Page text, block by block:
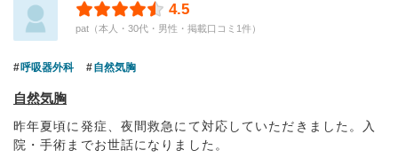
4.5
pat（本人・30代・男性・掲載口コミ1件）
呼吸器外科 自然気胸
自然気胸
昨年夏頃に発症、夜間救急にて対応していただきました。入
院・手術までお世話になりました。